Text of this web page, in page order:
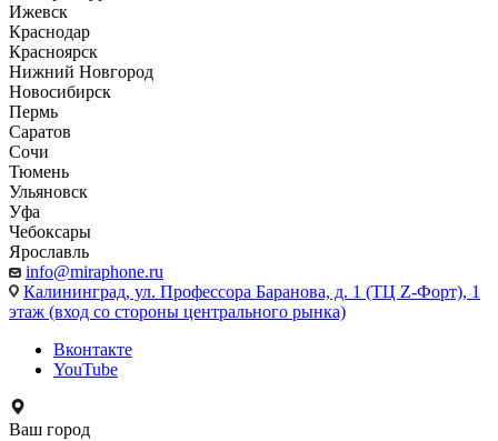
Ижевск
Краснодар
Красноярск
Нижний Новгород
Новосибирск
Пермь
Саратов
Сочи
Тюмень
Ульяновск
Уфа
Чебоксары
Ярославль
info@miraphone.ru
Калининград, ул. Профессора Баранова, д. 1 (ТЦ Z-Форт), 1
этаж (вход со стороны центрального рынка)
Вконтакте
YouTube
Ваш город